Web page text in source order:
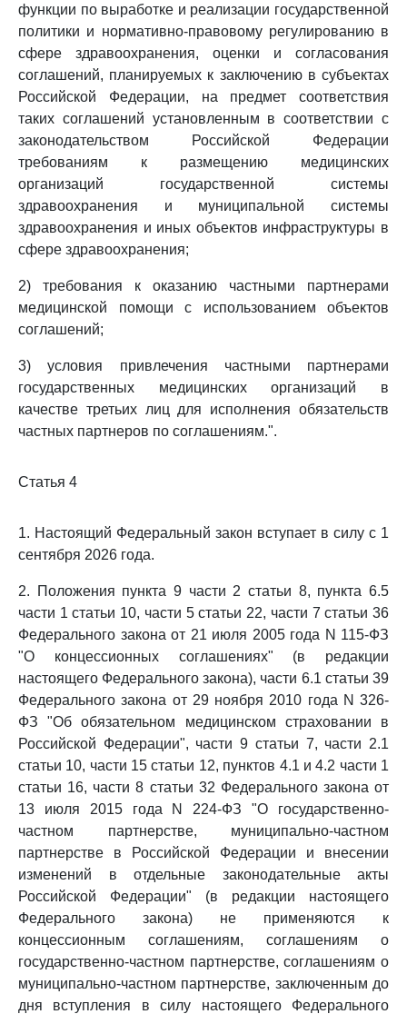
функции по выработке и реализации государственной
политики и нормативно-правовому регулированию в
сфере здравоохранения, оценки и согласования
соглашений, планируемых к заключению в субъектах
Российской Федерации, на предмет соответствия
таких соглашений установленным в соответствии с
законодательством Российской Федерации
требованиям к размещению медицинских
организаций государственной системы
здравоохранения и муниципальной системы
здравоохранения и иных объектов инфраструктуры в
сфере здравоохранения;
2) требования к оказанию частными партнерами
медицинской помощи с использованием объектов
соглашений;
3) условия привлечения частными партнерами
государственных медицинских организаций в
качестве третьих лиц для исполнения обязательств
частных партнеров по соглашениям.".
Статья 4
1. Настоящий Федеральный закон вступает в силу с 1
сентября 2026 года.
2. Положения пункта 9 части 2 статьи 8, пункта 6.5
части 1 статьи 10, части 5 статьи 22, части 7 статьи 36
Федерального закона от 21 июля 2005 года N 115-ФЗ
"О концессионных соглашениях" (в редакции
настоящего Федерального закона), части 6.1 статьи 39
Федерального закона от 29 ноября 2010 года N 326-
ФЗ "Об обязательном медицинском страховании в
Российской Федерации", части 9 статьи 7, части 2.1
статьи 10, части 15 статьи 12, пунктов 4.1 и 4.2 части 1
статьи 16, части 8 статьи 32 Федерального закона от
13 июля 2015 года N 224-ФЗ "О государственно-
частном партнерстве, муниципально-частном
партнерстве в Российской Федерации и внесении
изменений в отдельные законодательные акты
Российской Федерации" (в редакции настоящего
Федерального закона) не применяются к
концессионным соглашениям, соглашениям о
государственно-частном партнерстве, соглашениям о
муниципально-частном партнерстве, заключенным до
дня вступления в силу настоящего Федерального